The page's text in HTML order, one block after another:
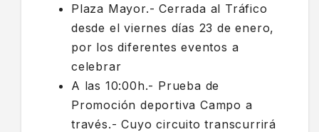
Plaza Mayor.- Cerrada al Tráfico
desde el viernes días 23 de enero,
por los diferentes eventos a
celebrar
A las 10:00h.- Prueba de
Promoción deportiva Campo a
través.- Cuyo circuito transcurrirá